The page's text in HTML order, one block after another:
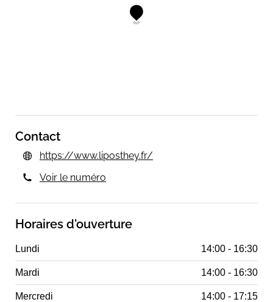
Contact
https://www.liposthey.fr/
Voir le numéro
Horaires d'ouverture
Lundi 14:00 - 16:30
Mardi 14:00 - 16:30
Mercredi 14:00 - 17:15